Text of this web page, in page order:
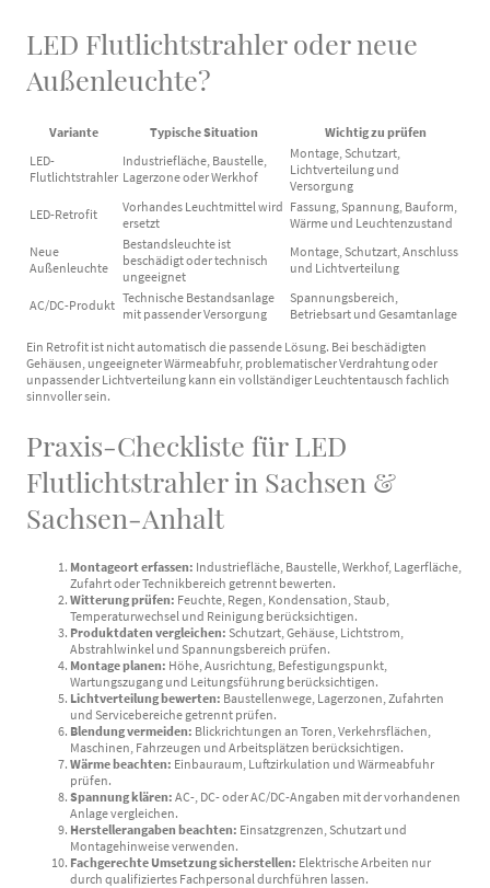
LED Flutlichtstrahler oder neue
Außenleuchte?
Variante Typische Situation
Wichtig zu prüfen
LED-
Flutlichtstrahler
Industriefläche, Baustelle,
Lagerzone oder Werkhof
Montage, Schutzart,
Lichtverteilung und
Versorgung
LED-Retrofit
Vorhandes Leuchtmittel wird
ersetzt
Fassung, Spannung, Bauform,
Wärme und Leuchtenzustand
Neue
Außenleuchte
Bestandsleuchte ist
beschädigt oder technisch
ungeeignet
Montage, Schutzart, Anschluss
und Lichtverteilung
AC/DC-Produkt Technische Bestandsanlage
mit passender Versorgung
Spannungsbereich,
Betriebsart und Gesamtanlage
Ein Retrofit ist nicht automatisch die passende Lösung. Bei beschädigten
Gehäusen, ungeeigneter Wärmeabfuhr, problematischer Verdrahtung oder
unpassender Lichtverteilung kann ein vollständiger Leuchtentausch fachlich
sinnvoller sein.
Praxis-Checkliste für LED
Flutlichtstrahler in Sachsen &
Sachsen-Anhalt
Montageort erfassen: Industriefläche, Baustelle, Werkhof, Lagerfläche,
Zufahrt oder Technikbereich getrennt bewerten.
Witterung prüfen: Feuchte, Regen, Kondensation, Staub,
Temperaturwechsel und Reinigung berücksichtigen.
Produktdaten vergleichen: Schutzart, Gehäuse, Lichtstrom,
Abstrahlwinkel und Spannungsbereich prüfen.
Montage planen: Höhe, Ausrichtung, Befestigungspunkt,
Wartungszugang und Leitungsführung berücksichtigen.
Lichtverteilung bewerten: Baustellenwege, Lagerzonen, Zufahrten
und Servicebereiche getrennt prüfen.
Blendung vermeiden: Blickrichtungen an Toren, Verkehrsflächen,
Maschinen, Fahrzeugen und Arbeitsplätzen berücksichtigen.
Wärme beachten: Einbauraum, Luftzirkulation und Wärmeabfuhr
prüfen.
Spannung klären: AC-, DC- oder AC/DC-Angaben mit der vorhandenen
Anlage vergleichen.
Herstellerangaben beachten: Einsatzgrenzen, Schutzart und
Montagehinweise verwenden.
Fachgerechte Umsetzung sicherstellen: Elektrische Arbeiten nur
durch qualifiziertes Fachpersonal durchführen lassen.